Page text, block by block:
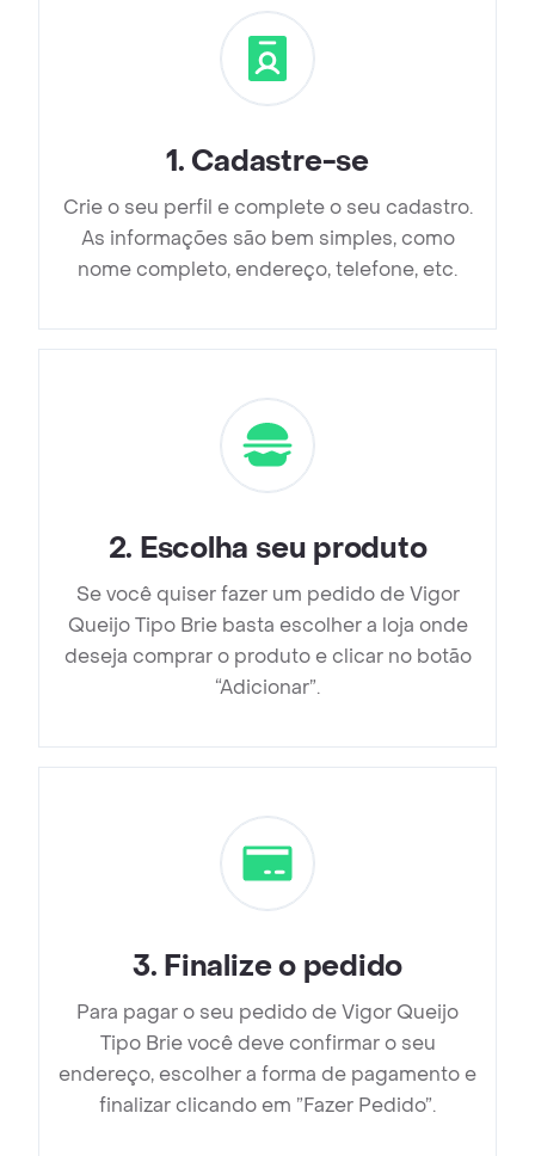
1. Cadastre-se
Crie o seu perfil e complete o seu cadastro.
As informações são bem simples, como
nome completo, endereço, telefone, etc.
2. Escolha seu produto
Se você quiser fazer um pedido de Vigor
Queijo Tipo Brie basta escolher a loja onde
deseja comprar o produto e clicar no botão
“Adicionar”.
3. Finalize o pedido
Para pagar o seu pedido de Vigor Queijo
Tipo Brie você deve confirmar o seu
endereço, escolher a forma de pagamento e
finalizar clicando em ”Fazer Pedido”.